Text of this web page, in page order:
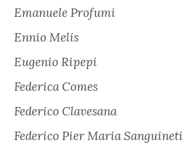
Emanuele Profumi
Ennio Melis
Eugenio Ripepi
Federica Comes
Federico Clavesana
Federico Pier Maria Sanguineti